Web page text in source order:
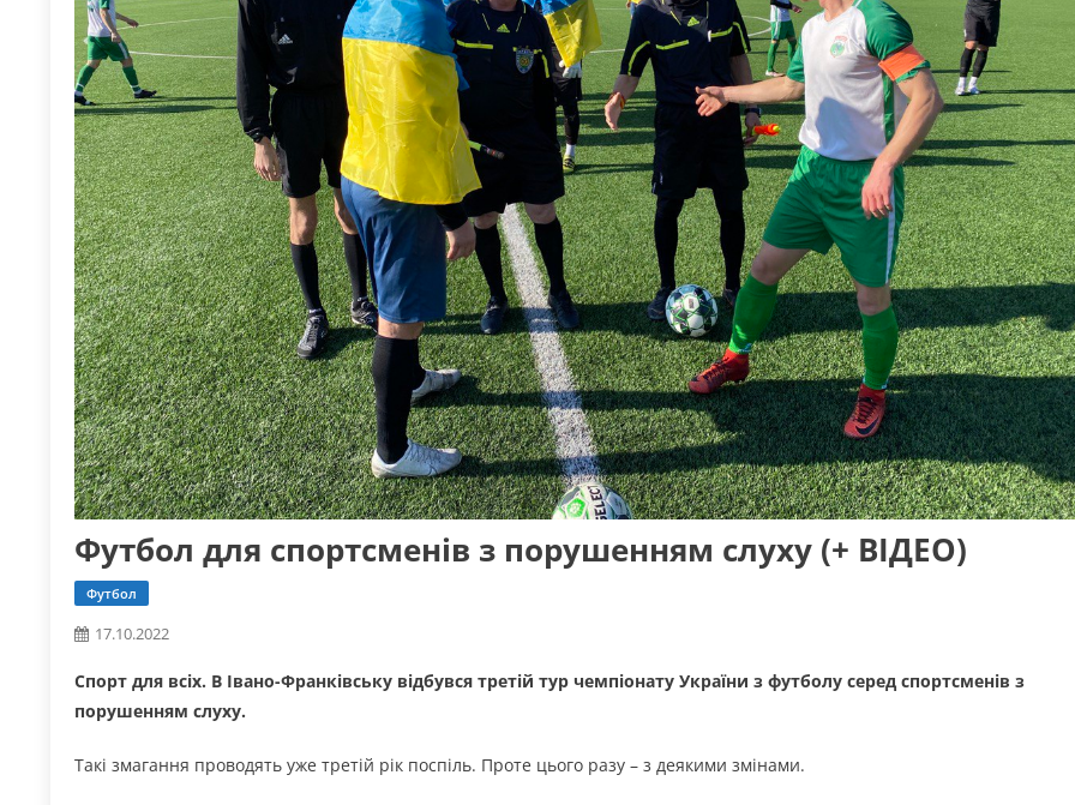
Футбол для спортсменів з порушенням слуху (+ ВІДЕО)
Футбол
17.10.2022
Спорт для всіх. В Івано-Франківську відбувся третій тур чемпіонату України з футболу серед спортсменів з
порушенням слуху.
Такі змагання проводять уже третій рік поспіль. Проте цього разу – з деякими змінами.